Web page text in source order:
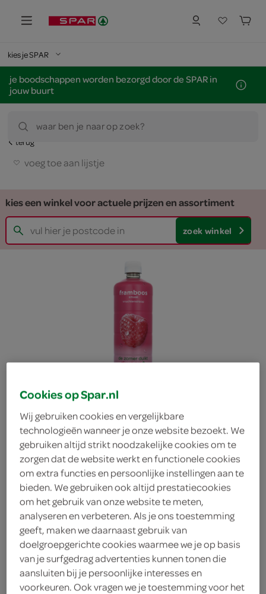
kies je SPAR
je boodschappen worden bezorgd door de SPAR in
jouw buurt
waar ben je naar op zoek?
terug
voeg toe aan lijstje
kies een winkel voor actuele prijzen en assortiment
zoek winkel
g'woon siroop framboos
g'woon
3.
85
750 Milliliter
Cookies op Spar.nl
Wij gebruiken cookies en vergelijkbare
technologieën wanneer je onze website bezoekt. We
gebruiken altijd strikt noodzakelijke cookies om te
zorgen dat de website werkt en functionele cookies
om extra functies en persoonlijke instellingen aan te
bieden. We gebruiken ook altijd prestatiecookies
om het gebruik van onze website te meten,
analyseren en verbeteren. Als je ons toestemming
geeft, maken we daarnaast gebruik van
doelgroepgerichte cookies waarmee we je op basis
van je surfgedrag advertenties kunnen tonen die
aansluiten bij je persoonlijke interesses en
voorkeuren. Ook vragen we je toestemming voor het